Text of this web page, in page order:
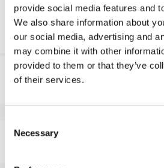
provide social media features and
We also share information about
our social media, advertising and
may combine it with other
provided to them or that they’ve
of their services.
Selection
Necessary
Chemische resistenz
Produktinformation
Eigenschaften